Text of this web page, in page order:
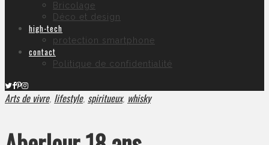
Bricolage
Déco et design
high-tech
protection smartphone
contact
Politique de confidentialité
Arts de vivre, lifestyle, spiritueux, whisky